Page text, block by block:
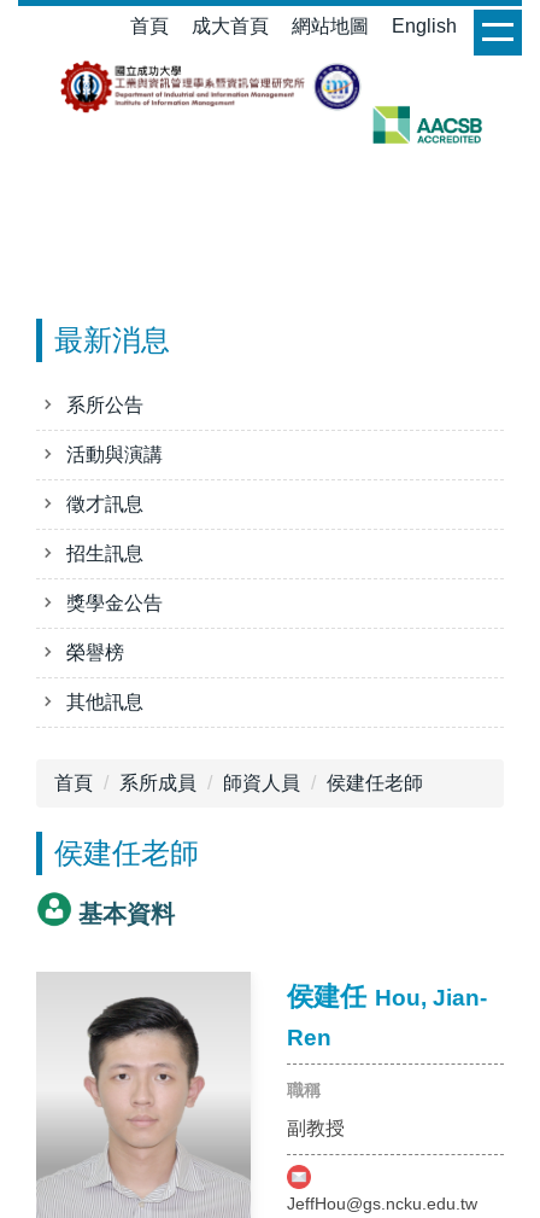
首頁 成大首頁 網站地圖 English login
最新消息
系所公告
活動與演講
徵才訊息
招生訊息
獎學金公告
榮譽榜
其他訊息
首頁 系所成員 師資人員 侯建任老師
侯建任老師
基本資料
侯建任 Hou, Jian-
Ren
職稱
副教授
JeffHou@gs.ncku.edu.tw